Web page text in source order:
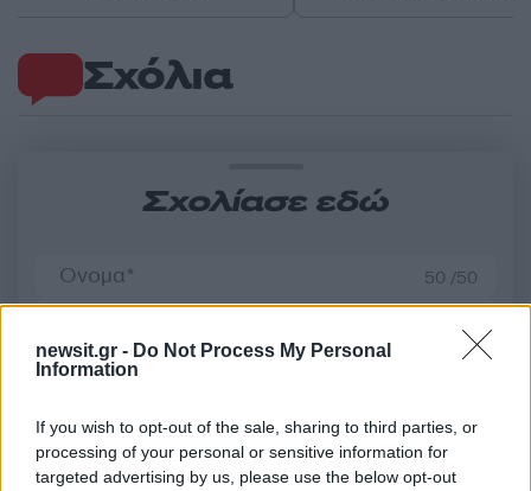
newsit.gr - Do Not Process My Personal
Information
If you wish to opt-out of the sale, sharing to third parties, or
processing of your personal or sensitive information for
targeted advertising by us, please use the below opt-out
Σχόλια
Σχολίασε εδώ
50 /50
2000 /2000
Υποβολή σχολίου